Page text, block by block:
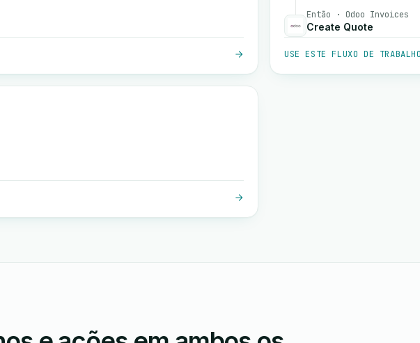
Então · Odoo Invoices
Create Quote
USE ESTE FLUXO DE